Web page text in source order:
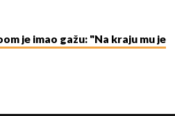
je imao gažu: "Na kraju mu je